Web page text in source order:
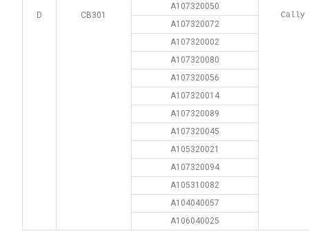
D CB301 Cally
A107320050
A107320072
A107320002
A107320080
A107320056
A107320014
A107320089
A107320045
A105320021
A107320094
A105310082
A104040057
A106040025